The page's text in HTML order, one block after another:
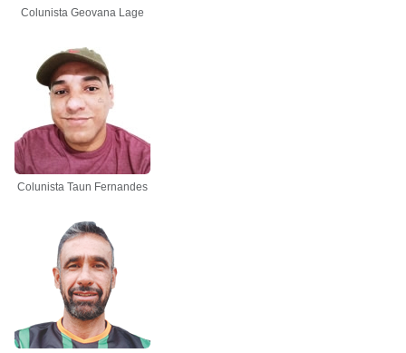
Colunista Geovana Lage
Colunista Taun Fernandes